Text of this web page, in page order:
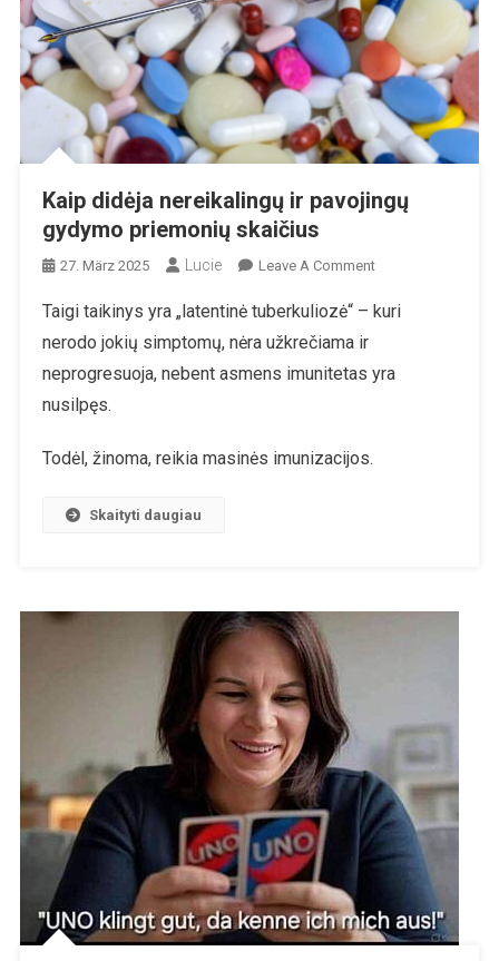
Kaip didėja nereikalingų ir pavojingų
gydymo priemonių skaičius
27. März 2025 Lucie Leave A CommentOn
Didėja
Ir
Taigi taikinys yra „latentinė tuberkuliozė“ – kuri
nerodo jokių simptomų, nėra užkrečiama ir
neprogresuoja, nebent asmens imunitetas yra
nusilpęs.
Todėl, žinoma, reikia masinės imunizacijos.
Skaityti daugiau